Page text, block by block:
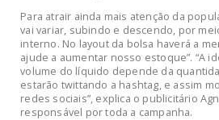
Para atrair ainda mais atenção da
vai variar, subindo e descendo, por
interno. No layout da bolsa haverá a
ajude a aumentar nosso estoque”. “A
volume do líquido depende da
estarão twittando a hashtag, e assim
redes sociais”, explica o publicitário
responsável por toda a campanha.